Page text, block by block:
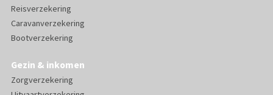
Reisverzekering
Caravanverzekering
Bootverzekering
Gezin & inkomen
Zorgverzekering